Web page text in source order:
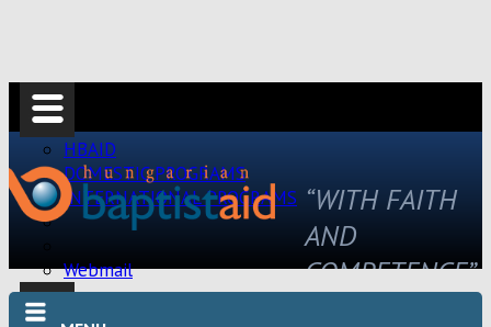
HBAID
DOMESTIC PROGRAMS
INTERNATIONAL PROGRAMS
Webmail
“WITH FAITH
AND
COMPETENCE”